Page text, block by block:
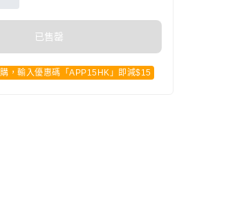
已售罄
，輸入優惠碼「APP15HK」即減$15